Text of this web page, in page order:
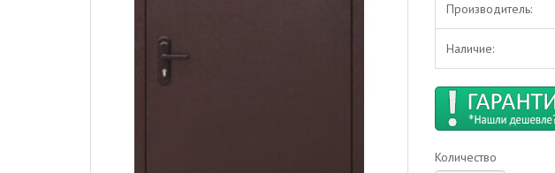
Производитель:
Наличие:
Количество